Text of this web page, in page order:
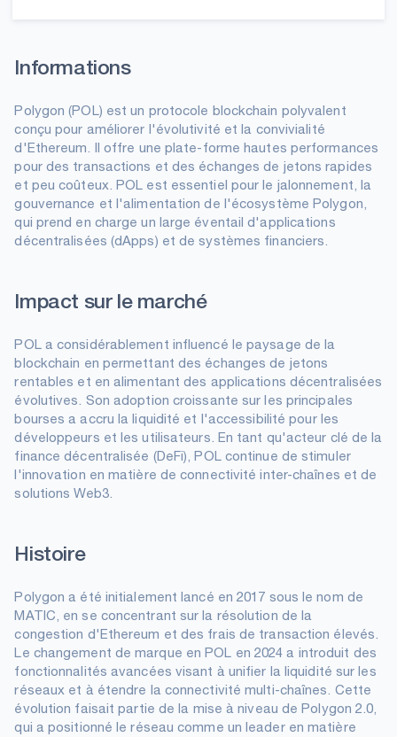
Informations
Polygon (POL) est un protocole blockchain polyvalent
conçu pour améliorer l'évolutivité et la convivialité
d'Ethereum. Il offre une plate-forme hautes performances
pour des transactions et des échanges de jetons rapides
et peu coûteux. POL est essentiel pour le jalonnement, la
gouvernance et l'alimentation de l'écosystème Polygon,
qui prend en charge un large éventail d'applications
décentralisées (dApps) et de systèmes financiers.
Impact sur le marché
POL a considérablement influencé le paysage de la
blockchain en permettant des échanges de jetons
rentables et en alimentant des applications décentralisées
évolutives. Son adoption croissante sur les principales
bourses a accru la liquidité et l'accessibilité pour les
développeurs et les utilisateurs. En tant qu'acteur clé de la
finance décentralisée (DeFi), POL continue de stimuler
l'innovation en matière de connectivité inter-chaînes et de
solutions Web3.
Histoire
Polygon a été initialement lancé en 2017 sous le nom de
MATIC, en se concentrant sur la résolution de la
congestion d'Ethereum et des frais de transaction élevés.
Le changement de marque en POL en 2024 a introduit des
fonctionnalités avancées visant à unifier la liquidité sur les
réseaux et à étendre la connectivité multi-chaînes. Cette
évolution faisait partie de la mise à niveau de Polygon 2.0,
qui a positionné le réseau comme un leader en matière